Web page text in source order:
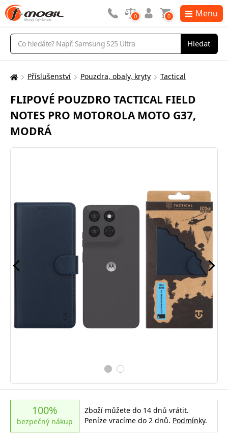
Vyhledávání
Hledat
0 0 Menu
Zde
nacházíte:
Příslušenství Pouzdra, obaly, kryty Tactical
FLIPOVÉ POUZDRO TACTICAL FIELD
NOTES PRO MOTOROLA MOTO G37,
MODRÁ
100%
bezpečný nákup
Zboží můžete do 14 dnů vrátit.
Peníze vracíme do 2 dnů. Podmínky.